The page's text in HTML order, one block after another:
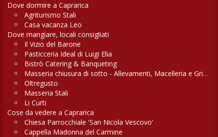
Dove dormire a Caprarica
Agriturismo Stali
Casa vacanza Leo
Dove mangiare, locali consigliati
Il Vizio del Barone
Pasticceria Ideal di Luigi Elia
Bistrò Catering & Banqueting
Masseria chiusura di sotto - Allevamenti, Macelleria e Griglieria
Oltregusto
Masseria Stali
Li Curti
Cose da vedere a Caprarica
Chiesa Parrocchiale 'San Nicola Vescovo'
Cappella Madonna del Carmine